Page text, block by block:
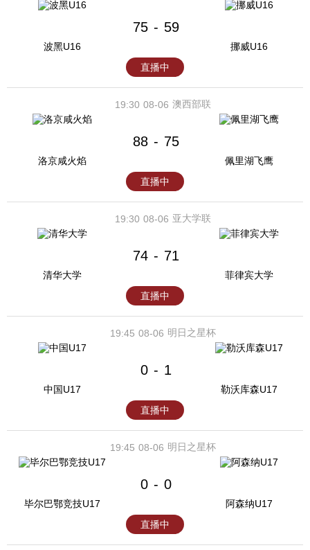
波黑U16
75 - 59
挪威U16
直播中
08-06
19:30 澳西部联
洛京咸火焰
88 - 75
佩里湖飞鹰
直播中
08-06
19:30 亚大学联
清华大学
74 - 71
菲律宾大学
直播中
08-06
19:45 明日之星杯
中国U17
0 - 1
勒沃库森U17
直播中
08-06
19:45 明日之星杯
毕尔巴鄂竞技U17
0 - 0
阿森纳U17
直播中